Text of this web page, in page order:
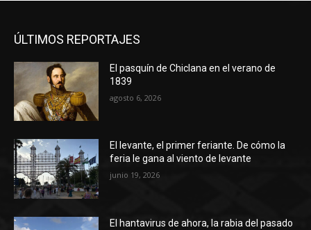
ÚLTIMOS REPORTAJES
El pasquín de Chiclana en el verano de
1839
agosto 6, 2026
El levante, el primer feriante. De cómo la
feria le gana al viento de levante
junio 19, 2026
El hantavirus de ahora, la rabia del pasado